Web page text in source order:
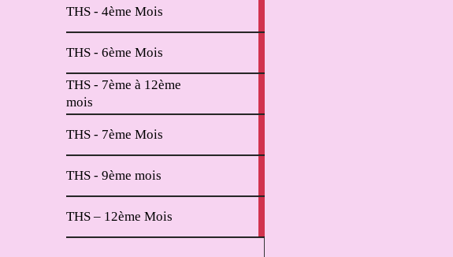
THS - 4ème Mois
THS - 6ème Mois
THS - 7ème à 12ème
mois
THS - 7ème Mois
THS - 9ème mois
THS – 12ème Mois